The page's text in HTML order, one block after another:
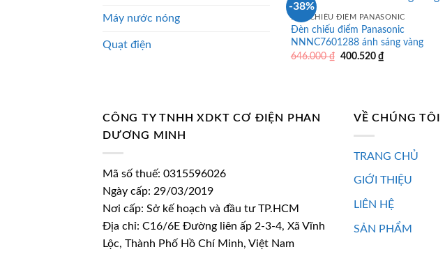
Máy nước nóng
Quạt điện
-38%
ĐÈN CHIẾU ĐIỂM PANASONIC
Đèn chiếu điểm Panasonic
NNNC7601288 ánh sáng vàng
646.000₫ Giá
400.520₫
CÔNG TY TNHH XDKT CƠ ĐIỆN PHAN
DƯƠNG MINH
Mã số thuế: 0315596026
Ngày cấp: 29/03/2019
Nơi cấp: Sở kế hoạch và đầu tư TP.HCM
Địa chỉ: C16/6E Đường liên ấp 2-3-4, Xã Vĩnh
Lộc, Thành Phố Hồ Chí Minh, Việt Nam
VỀ CHÚNG TÔI
TRANG CHỦ
GIỚI THIỆU
LIÊN HỆ
SẢN PHẨM